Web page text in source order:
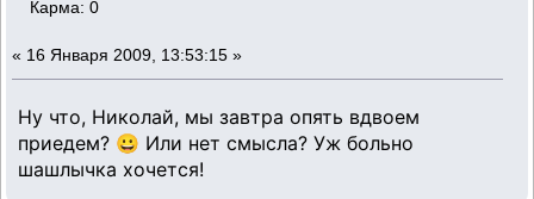
Карма: 0
« 16 Января 2009, 13:53:15 »
Ну что, Николай, мы завтра опять вдвоем
приедем? 😀 Или нет смысла? Уж больно
шашлычка хочется!